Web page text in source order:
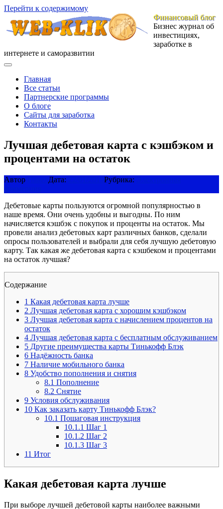
Перейти к содержимому
Финансовый блог
Бизнес журнал об
инвестициях,
заработке в
интернете и саморазвитии
Главная
Все статьи
Партнерские программы
О блоге
Сайты для заработка
Контакты
Лучшая дебетовая карта с кэшбэком и
процентами на остаток
Автор Дата: Рубрика:
Дебетовые карты пользуются огромной популярностью в
наше время. Они очень удобны и выгодны. По ним
начисляется кэшбэк с покупок и проценты на остаток. Мы
провели анализ дебетовых карт различных банков, сделали
опросы пользователей и выбрали для себя лучшую дебетовую
карту. Так какая же дебетовая карта с кэшбеком и процентами
на остаток лучшая?
Содержание
1 Какая дебетовая карта лучше
2 Лучшая дебетовая карта с хорошим кэшбэком
3 Лучшая дебетовая карта с начислением процентов на
остаток
4 Лучшая дебетовая карта с бесплатным обслуживанием
5 Другие преимущества карты Тинькофф Блэк
6 Надёжность банка
7 Наличие мобильного банка
8 Удобство пополнения и снятия
8.1 Пополнение
8.2 Снятие
9 Условия обслуживания
10 Как заказать карту Тинькофф Блэк?
10.1 Пошаговая инструкция
10.1.1 Шаг 1
10.1.2 Шаг 2
10.1.3 Шаг 3
11 Итог
Какая дебетовая карта лучше
При выборе лучшей дебетовой карты наиболее важными